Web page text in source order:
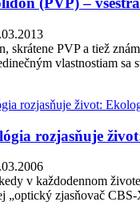
skrátene PVP a tiež
vlastnostiam sa
rozjasňuje
v každodennom
„optický zjasňovač